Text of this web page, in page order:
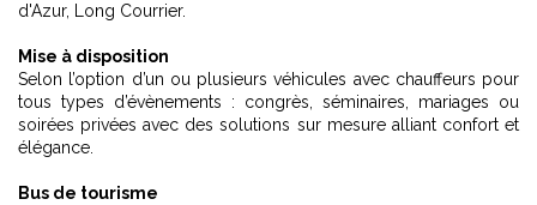
d'Azur, Long Courrier.
Mise à disposition
Selon l’option d’un ou plusieurs véhicules avec chauffeurs pour
tous types d’évènements : congrès, séminaires, mariages ou
soirées privées avec des solutions sur mesure alliant confort et
élégance.
Bus de tourisme